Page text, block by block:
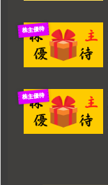
株主優待
株主優待